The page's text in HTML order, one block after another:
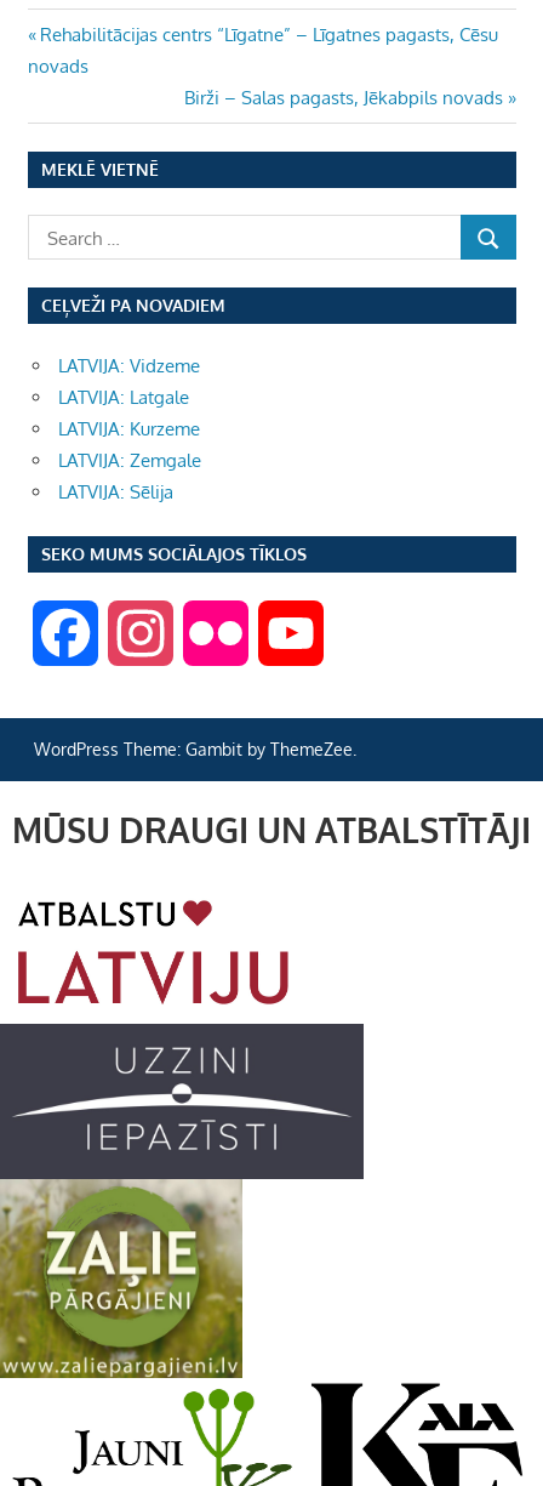
Ziņu
Previous
Post:
Rehabilitācijas centrs “Līgatne” – Līgatnes pagasts, Cēsu
novads
Next
Post:
Birži – Salas pagasts, Jēkabpils novads
MEKLĒ VIETNĒ
CEĻVEŽI PA NOVADIEM
LATVIJA: Vidzeme
LATVIJA: Latgale
LATVIJA: Kurzeme
LATVIJA: Zemgale
LATVIJA: Sēlija
SEKO MUMS SOCIĀLAJOS TĪKLOS
c
e
o
o
s
t
g
r
a
m
i
r
u
T
e
WordPress Theme: Gambit by ThemeZee.
MŪSU DRAUGI UN ATBALSTĪTĀJI